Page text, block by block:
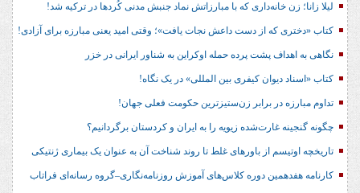
لیلا زانا؛ زن خانه‌داری که با مبارزاتش نماد جنبش مدنی کُردها در ترکیه شد!
کتاب «دختری که از دست داعش نجات یافت»؛ وقتی امید یعنی مبارزه برای آزادی!
نگاهی به اهداف پشت پرده حمله اوکراین به شناور ایرانی در خزر
کتاب «اسناد دیوان کیفری بین المللی» در یک نگاه!
تداوم مبارزه در برابر زن‌ستیزترین حکومت فعلی جهان!
چگونه گنجینه غارت‌شده زیویه را به ایران و کردستان برگردانیم؟
تاریخچه اوتیسم از باورهای غلط تا روند شناخت آن به عنوان یک بیماری ژنتیکی
کارنامه هفدهمین دوره کلاس‌های آموزش روزنامه‌نگاری–گروه رسانه‌ای فراتاب